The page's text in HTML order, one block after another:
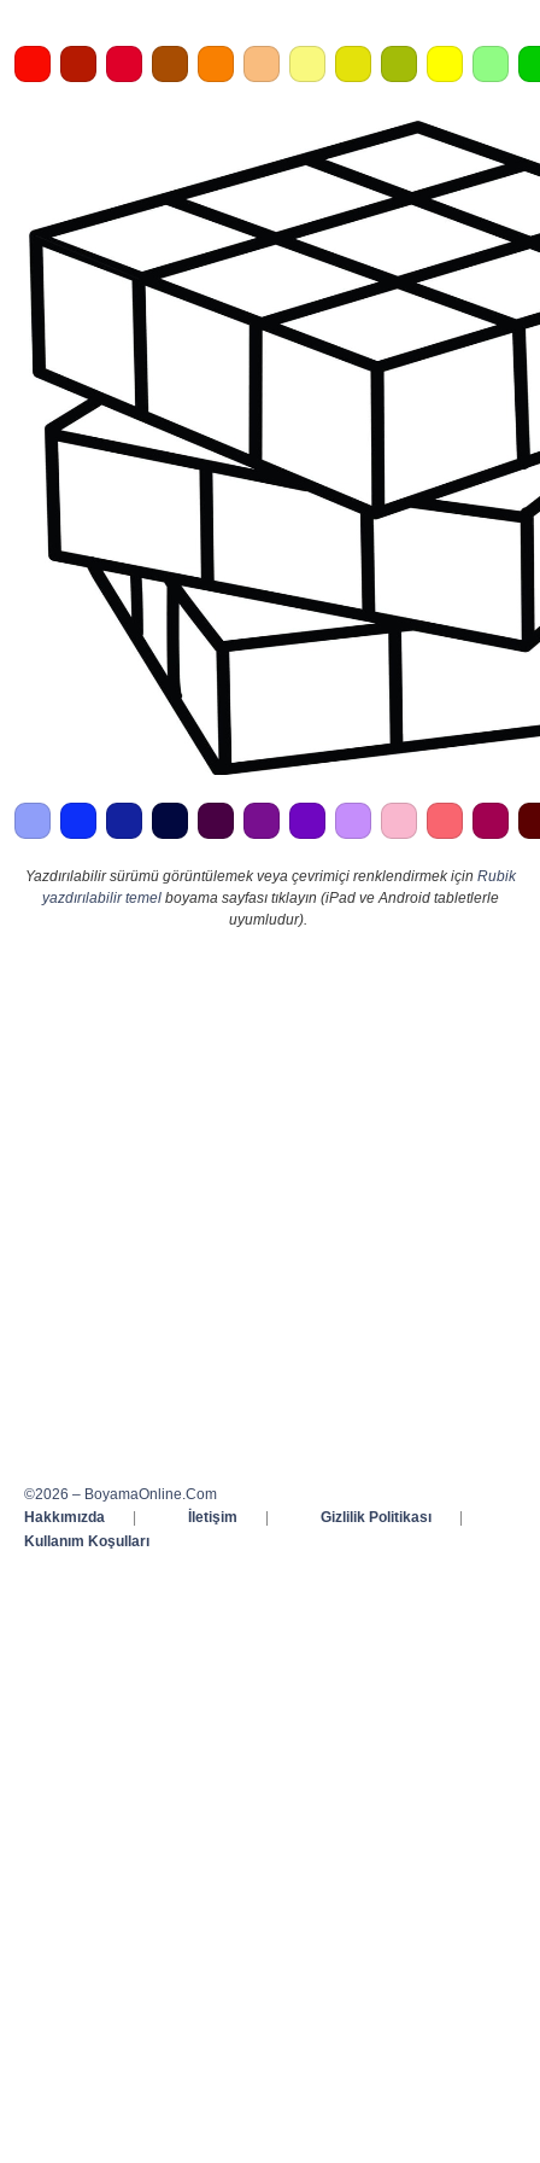
Yazdırılabilir sürümü görüntülemek veya çevrimiçi renklendirmek için Rubik
yazdırılabilir temelboyama sayfası tıklayın (iPad ve Android tabletlerle
uyumludur).
©2026 – BoyamaOnline.Com
Hakkımızda
| İletişim | Gizlilik Politikası
|
Kullanım Koşulları